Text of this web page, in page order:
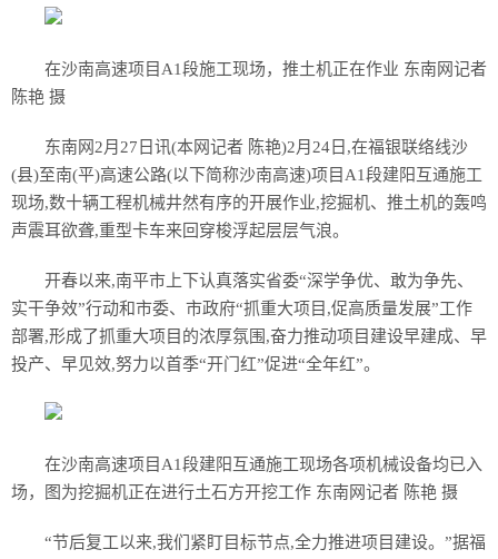
在沙南高速项目A1段施工现场，推土机正在作业 东南网记者
陈艳 摄
东南网2月27日讯(本网记者 陈艳)2月24日,在福银联络线沙
(县)至南(平)高速公路(以下简称沙南高速)项目A1段建阳互通施工
现场,数十辆工程机械井然有序的开展作业,挖掘机、推土机的轰鸣
声震耳欲聋,重型卡车来回穿梭浮起层层气浪。
开春以来,南平市上下认真落实省委“深学争优、敢为争先、
实干争效”行动和市委、市政府“抓重大项目,促高质量发展”工作
部署,形成了抓重大项目的浓厚氛围,奋力推动项目建设早建成、早
投产、早见效,努力以首季“开门红”促进“全年红”。
在沙南高速项目A1段建阳互通施工现场各项机械设备均已入
场，图为挖掘机正在进行土石方开挖工作 东南网记者 陈艳 摄
“节后复工以来,我们紧盯目标节点,全力推进项目建设。”据福